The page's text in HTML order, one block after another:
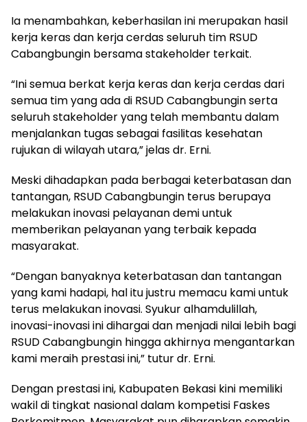
Ia menambahkan, keberhasilan ini merupakan hasil
kerja keras dan kerja cerdas seluruh tim RSUD
Cabangbungin bersama stakeholder terkait.
“Ini semua berkat kerja keras dan kerja cerdas dari
semua tim yang ada di RSUD Cabangbungin serta
seluruh stakeholder yang telah membantu dalam
menjalankan tugas sebagai fasilitas kesehatan
rujukan di wilayah utara,” jelas dr. Erni.
Meski dihadapkan pada berbagai keterbatasan dan
tantangan, RSUD Cabangbungin terus berupaya
melakukan inovasi pelayanan demi untuk
memberikan pelayanan yang terbaik kepada
masyarakat.
“Dengan banyaknya keterbatasan dan tantangan
yang kami hadapi, hal itu justru memacu kami untuk
terus melakukan inovasi. Syukur alhamdulillah,
inovasi-inovasi ini dihargai dan menjadi nilai lebih bagi
RSUD Cabangbungin hingga akhirnya mengantarkan
kami meraih prestasi ini,” tutur dr. Erni.
Dengan prestasi ini, Kabupaten Bekasi kini memiliki
wakil di tingkat nasional dalam kompetisi Faskes